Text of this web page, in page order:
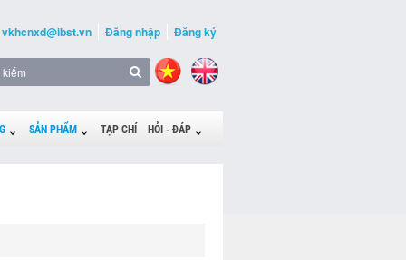
vkhcnxd@ibst.vn Đăng nhập Đăng ký
SẢN PHẨM TẠP CHÍ HỎI - ĐÁP